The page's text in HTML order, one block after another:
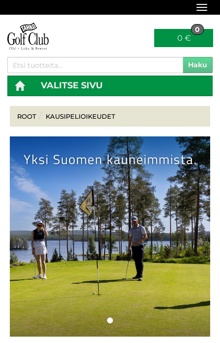
0 €
0
Haku
VALITSE SIVU
ROOT KAUSIPELIOIKEUDET